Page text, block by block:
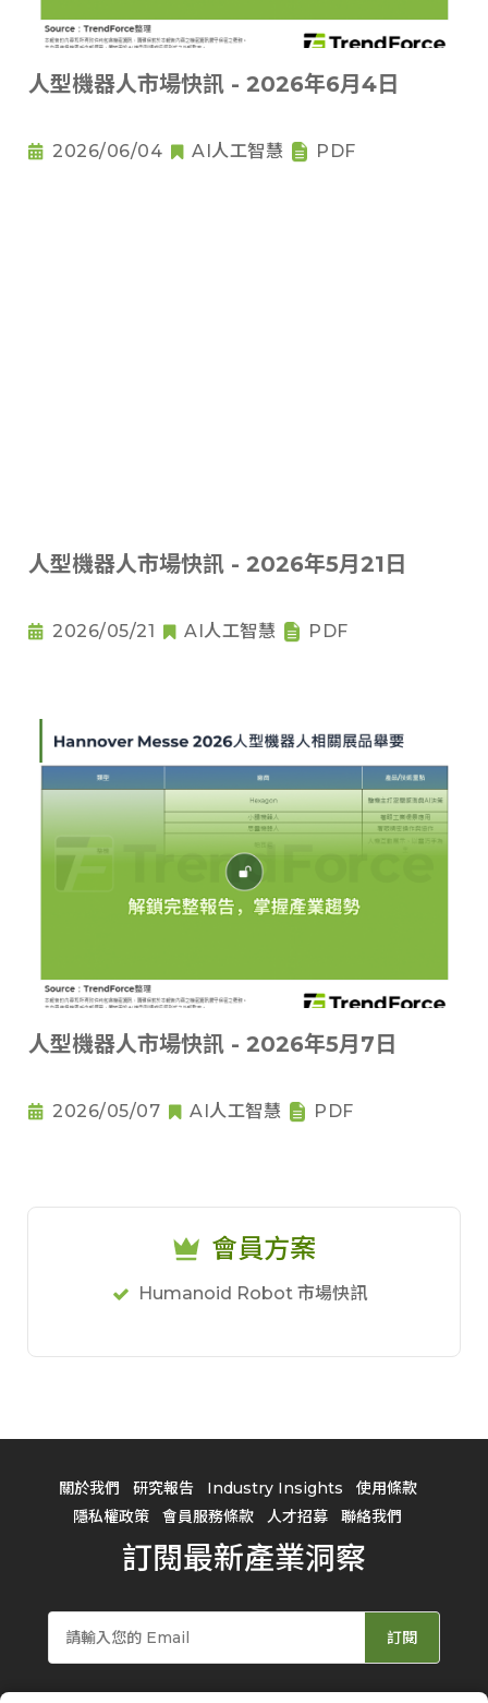
人型機器人市場快訊 - 2026年6月4日
2026/06/04 AI人工智慧 PDF
人型機器人市場快訊 - 2026年5月21日
2026/05/21 AI人工智慧 PDF
人型機器人市場快訊 - 2026年5月7日
2026/05/07 AI人工智慧 PDF
會員方案
Humanoid Robot 市場快訊
關於我們 研究報告 Industry Insights
使用條款
隱私權政策
會員服務條款 人才招募 聯絡我們
訂閱最新產業洞察
訂閱